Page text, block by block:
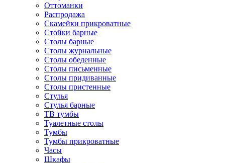
Оттоманки
Распродажа
Скамейки прикроватные
Стойки барные
Столы барные
Столы журнальные
Столы обеденные
Столы письменные
Столы придиванные
Столы пристенные
Стулья
Стулья барные
ТВ тумбы
Туалетные столы
Тумбы
Тумбы прикроватные
Часы
Шкафы